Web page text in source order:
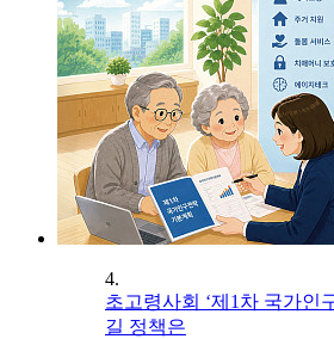
4.
초고령사회 ‘제1차 국가인
길 정책은